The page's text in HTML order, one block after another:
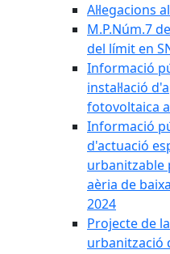
Al·legacions
M.P.Núm.7
del límit en
Informació
instal·lació
fotovoltaica
Informació
d'actuació
urbanitzable
aèria de
2024
Projecte de
urbanització